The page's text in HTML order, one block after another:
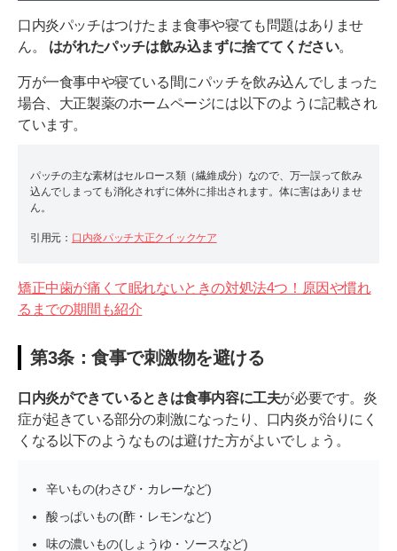
口内炎パッチはつけたまま食事や寝ても問題はありませ
ん。
はがれたパッチは飲み込まずに捨ててください。
万が一食事中や寝ている間にパッチを飲み込んでしまった
場合、大正製薬のホームページには以下のように記載され
ています。
パッチの主な素材はセルロース類（繊維成分）なので、万一誤って飲み
込んでしまっても消化されずに体外に排出されます。体に害はありませ
ん。
引用元： 口内炎パッチ大正クイックケア
矯正中歯が痛くて眠れないときの対処法4つ！原因や慣れ
るまでの期間も紹介
第3条：食事で刺激物を避ける
口内炎ができているときは食事内容に工夫が必要です。炎
症が起きている部分の刺激になったり、口内炎が治りにく
くなる以下のようなものは避けた方がよいでしょう。
辛いもの(わさび・カレーなど)
酸っぱいもの(酢・レモンなど)
味の濃いもの(しょうゆ・ソースなど)